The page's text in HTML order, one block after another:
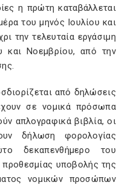
η πρώτη καταβάλλεται
του μηνός Ιουλίου και
την τελευταία εργάσιμη
και Νοεμβρίου, από την
από δηλώσεις
σε νομικά πρόσωπα
απλογραφικά βιβλία, οι
δήλωση φορολογίας
δεκαπενθήμερο του
υποβολής της
νομικών προσώπων